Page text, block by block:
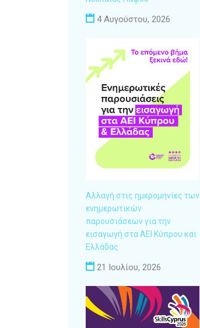
4 Αυγούστου, 2026
Αλλαγή στις ημερομηνίες των
ενημερωτικών
παρουσιάσεων για την
εισαγωγή στα ΑΕΙ Κύπρου και
Ελλάδας
21 Ιουλίου, 2026